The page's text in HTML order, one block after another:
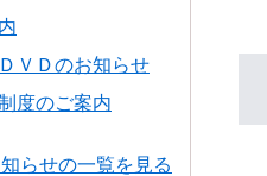
ＶＤのお知らせ
度のご案内
らせの一覧を見る